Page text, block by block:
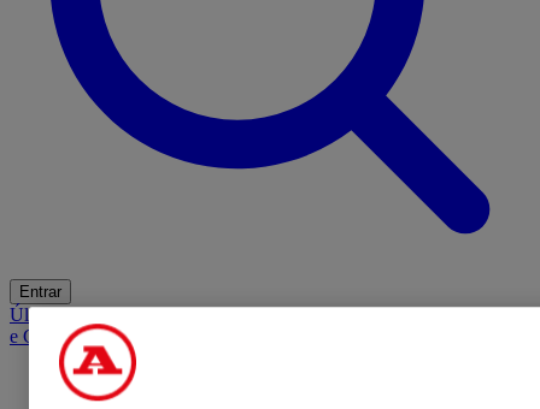
Entrar
ÚltimasMercadoOpiniãoiGaming HubA BOLA SUGEREBarba
e Cabelo